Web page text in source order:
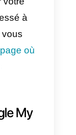
votre
vous
partageable
numérique